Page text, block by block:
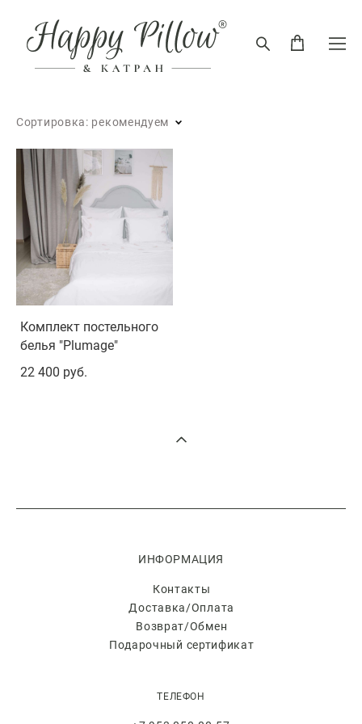
Сортировка: рекомендуем
Комплект постельного
белья "Plumage"
22 400 pуб.
ИНФОРМАЦИЯ
Контакты
Доставка/Оплата
Возврат/Обмен
Подарочный сертификат
ТЕЛЕФОН